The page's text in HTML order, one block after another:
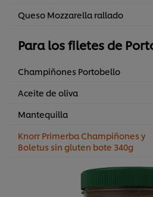
Queso Mozzarella rallado
Para los filetes de
Champiñones Portobello
Aceite de oliva
Mantequilla
Knorr Primerba Champiñones y
Boletus sin gluten bote 340g